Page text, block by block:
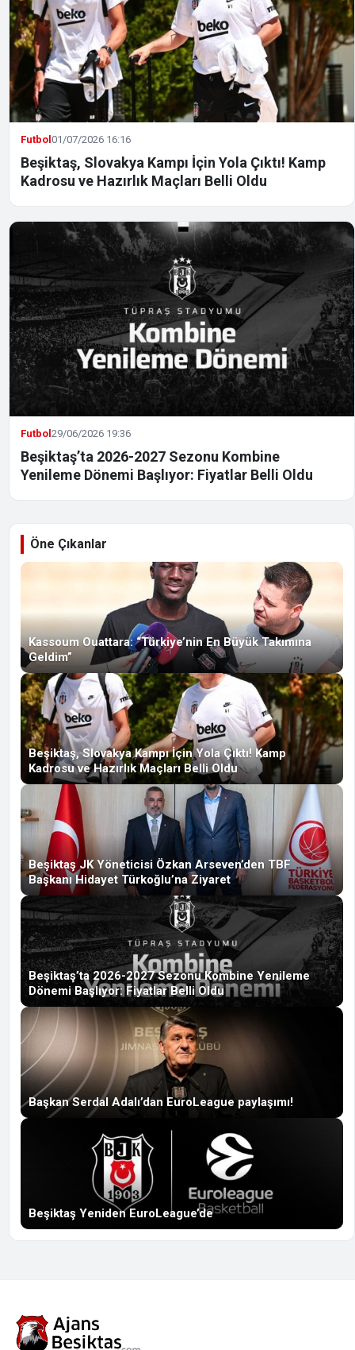
Futbol01/07/2026 16:16
Beşiktaş, Slovakya Kampı İçin Yola Çıktı! Kamp
Kadrosu ve Hazırlık Maçları Belli Oldu
Futbol29/06/2026 19:36
Beşiktaş’ta 2026-2027 Sezonu Kombine
Yenileme Dönemi Başlıyor: Fiyatlar Belli Oldu
Öne Çıkanlar
Kassoum Ouattara: “Türkiye’nin En Büyük Takımına
Geldim”
Beşiktaş, Slovakya Kampı İçin Yola Çıktı! Kamp
Kadrosu ve Hazırlık Maçları Belli Oldu
Beşiktaş JK Yöneticisi Özkan Arseven’den TBF
Başkanı Hidayet Türkoğlu’na Ziyaret
Beşiktaş’ta 2026-2027 Sezonu Kombine Yenileme
Dönemi Başlıyor: Fiyatlar Belli Oldu
Başkan Serdal Adalı’dan EuroLeague paylaşımı!
Beşiktaş Yeniden EuroLeague’de